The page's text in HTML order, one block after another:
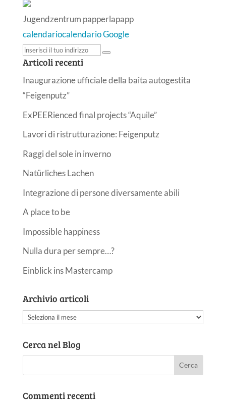
Jugendzentrum papperlapapp
calendariocalendario Google
Articoli recenti
Inaugurazione ufficiale della baita autogestita
“Feigenputz”
ExPEERienced final projects “Aquile”
Lavori di ristrutturazione: Feigenputz
Raggi del sole in inverno
Natürliches Lachen
Integrazione di persone diversamente abili
A place to be
Impossible happiness
Nulla dura per sempre…?
Einblick ins Mastercamp
Archivio articoli
Archivio
Cerca nel Blog
Commenti recenti